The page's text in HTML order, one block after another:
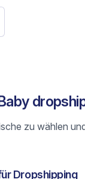
zu wählen
Dropshipping